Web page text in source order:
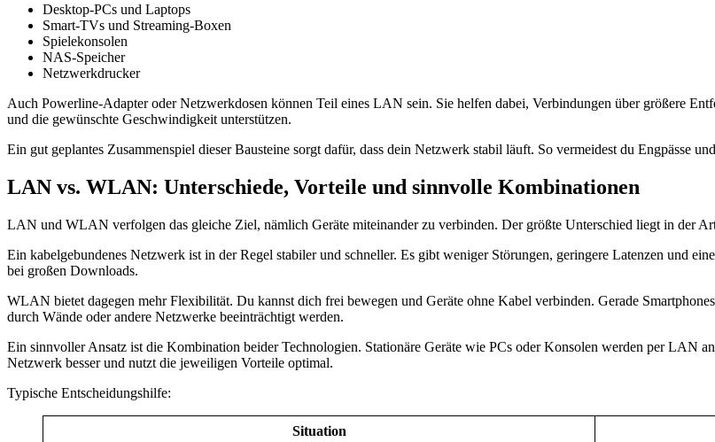
Desktop-PCs und Laptops
Smart-TVs und Streaming-Boxen
Spielekonsolen
NAS-Speicher
Netzwerkdrucker
Auch Powerline-Adapter oder Netzwerkdosen können Teil eines LAN sein. Sie helfen dabei, Verbindungen über größere
und die gewünschte Geschwindigkeit unterstützen.
Ein gut geplantes Zusammenspiel dieser Bausteine sorgt dafür, dass dein Netzwerk stabil läuft. So vermeidest du Engpässe
LAN vs. WLAN: Unterschiede, Vorteile und sinnvolle Kombinationen
LAN und WLAN verfolgen das gleiche Ziel, nämlich Geräte miteinander zu verbinden. Der größte Unterschied liegt in der
Ein kabelgebundenes Netzwerk ist in der Regel stabiler und schneller. Es gibt weniger Störungen, geringere Latenzen und
bei großen Downloads.
WLAN bietet dagegen mehr Flexibilität. Du kannst dich frei bewegen und Geräte ohne Kabel verbinden. Gerade
durch Wände oder andere Netzwerke beeinträchtigt werden.
Ein sinnvoller Ansatz ist die Kombination beider Technologien. Stationäre Geräte wie PCs oder Konsolen werden per LAN
Netzwerk besser und nutzt die jeweiligen Vorteile optimal.
Typische Entscheidungshilfe:
Situation